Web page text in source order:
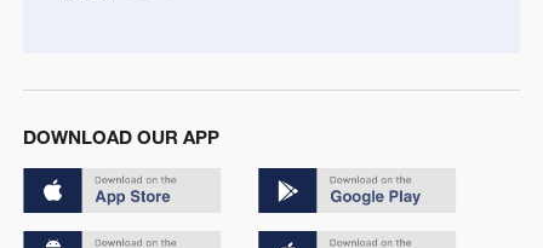
DOWNLOAD OUR APP